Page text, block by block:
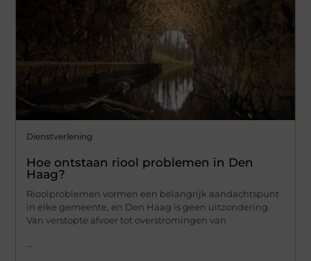
Dienstverlening
Hoe ontstaan riool problemen in Den
Haag?
Rioolproblemen vormen een belangrijk aandachtspunt
in elke gemeente, en Den Haag is geen uitzondering.
Van verstopte afvoer tot overstromingen van